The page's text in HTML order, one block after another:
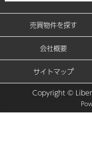
売買物件を探す
会社概要
サイトマップ
Copyright ©